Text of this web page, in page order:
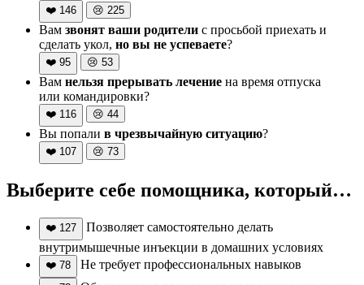
❤️ 146 😢 225
Вам звонят ваши родители с просьбой приехать и
сделать укол, но вы не успеваете?
❤️ 95 😢 53
Вам нельзя прерывать лечение на время отпуска
или командировки?
❤️ 116 😢 44
Вы попали в чрезвычайную ситуацию?
❤️ 107 😢 73
Выберите себе помощника, который…
❤️ 127
Позволяет самостоятельно делать
внутримышечные инъекции в домашних условиях
❤️ 78 Не требует профессиональных навыков